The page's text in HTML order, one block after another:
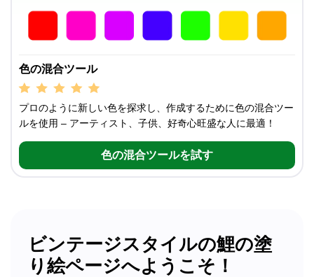
色の混合ツール
プロのように新しい色を探求し、作成するために色の混合ツー
ルを使用 – アーティスト、子供、好奇心旺盛な人に最適！
色の混合ツールを試す
ビンテージスタイルの鯉の塗
り絵ページへようこそ！